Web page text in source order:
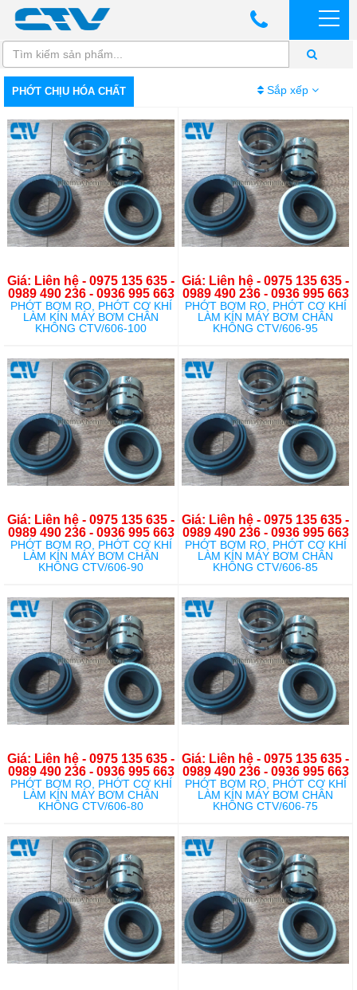
PHỚT CHỊU HÓA CHẤT Sắp xếp
Giá: Liên hệ - 0975 135 635 -
0989 490 236 - 0936 995 663
PHỚT BƠM RO, PHỚT CƠ KHÍ
LÀM KÍN MÁY BƠM CHÂN
KHÔNG CTV/606-100
Giá: Liên hệ - 0975 135 635 -
0989 490 236 - 0936 995 663
PHỚT BƠM RO, PHỚT CƠ KHÍ
LÀM KÍN MÁY BƠM CHÂN
KHÔNG CTV/606-95
Giá: Liên hệ - 0975 135 635 -
0989 490 236 - 0936 995 663
PHỚT BƠM RO, PHỚT CƠ KHÍ
LÀM KÍN MÁY BƠM CHÂN
KHÔNG CTV/606-90
Giá: Liên hệ - 0975 135 635 -
0989 490 236 - 0936 995 663
PHỚT BƠM RO, PHỚT CƠ KHÍ
LÀM KÍN MÁY BƠM CHÂN
KHÔNG CTV/606-85
Giá: Liên hệ - 0975 135 635 -
0989 490 236 - 0936 995 663
PHỚT BƠM RO, PHỚT CƠ KHÍ
LÀM KÍN MÁY BƠM CHÂN
KHÔNG CTV/606-80
Giá: Liên hệ - 0975 135 635 -
0989 490 236 - 0936 995 663
PHỚT BƠM RO, PHỚT CƠ KHÍ
LÀM KÍN MÁY BƠM CHÂN
KHÔNG CTV/606-75